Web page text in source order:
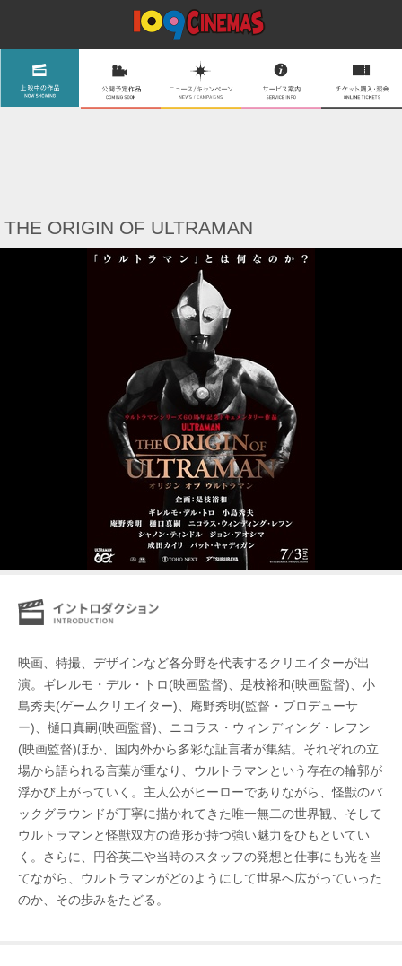
THE ORIGIN OF ULTRAMAN
映画、特撮、デザインなど各分野を代表するクリエイターが出
演。ギレルモ・デル・トロ(映画監督)、是枝裕和(映画監督)、小
島秀夫(ゲームクリエイター)、庵野秀明(監督・プロデューサ
ー)、樋口真嗣(映画監督)、ニコラス・ウィンディング・レフン
(映画監督)ほか、国内外から多彩な証言者が集結。それぞれの立
場から語られる言葉が重なり、ウルトラマンという存在の輪郭が
浮かび上がっていく。主人公がヒーローでありながら、怪獣のバ
ックグラウンドが丁寧に描かれてきた唯一無二の世界観、そして
ウルトラマンと怪獣双方の造形が持つ強い魅力をひもといてい
く。さらに、円谷英二や当時のスタッフの発想と仕事にも光を当
てながら、ウルトラマンがどのようにして世界へ広がっていった
のか、その歩みをたどる。